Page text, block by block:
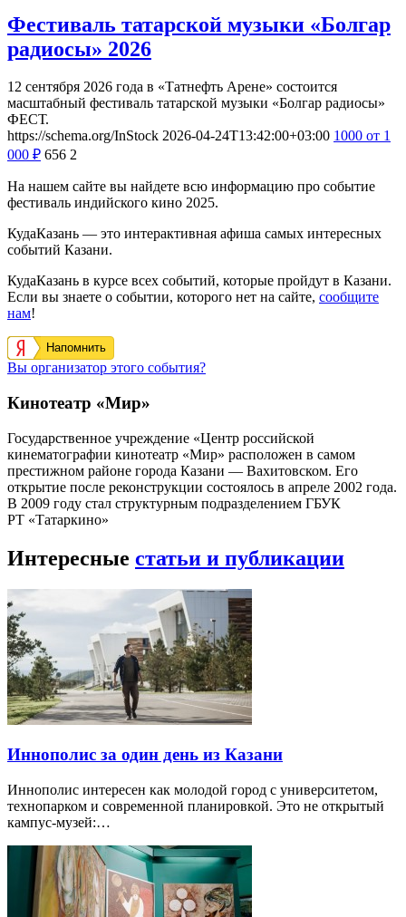
Фестиваль татарской музыки «Болгар
радиосы» 2026
12 сентября 2026 года в «Татнефть Арене» состоится
масштабный фестиваль татарской музыки «Болгар радиосы»
ФЕСТ.
https://schema.org/InStock 2026-04-24T13:42:00+03:00 1000 от 1
000 ₽ 656 2
На нашем сайте вы найдете всю информацию про событие
фестиваль индийского кино 2025.
КудаКазань — это интерактивная афиша самых интересных
событий Казани.
КудаКазань в курсе всех событий, которые пройдут в Казани.
Если вы знаете о событии, которого нет на сайте, сообщите
нам!
Напомнить
Вы организатор этого события?
Кинотеатр «Мир»
Государственное учреждение «Центр российской
кинематографии кинотеатр «Мир» расположен в самом
престижном районе города Казани — Вахитовском. Его
открытие после реконструкции состоялось в апреле 2002 года.
В 2009 году стал структурным подразделением ГБУК
РТ «Татаркино»
Интересные статьи и публикации
Иннополис за один день из Казани
Иннополис интересен как молодой город с университетом,
технопарком и современной планировкой. Это не открытый
кампус-музей:…